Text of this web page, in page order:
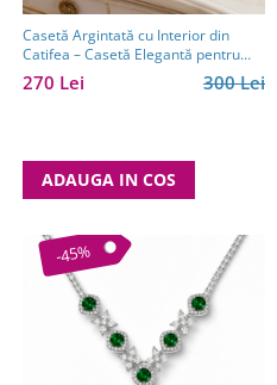
Casetă Argintată cu Interior din
Catifea – Casetă Elegantă pentru
Bijuterii, Model cu Păun
300 Lei
270 Lei
ADAUGA IN COS
-45%